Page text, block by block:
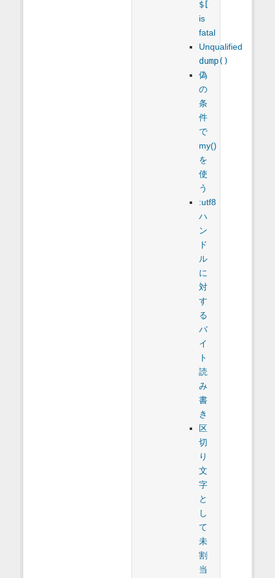
$[
is
fatal
Unqualified
dump()
偽
の
条
件
で
my()
を
使
う
:utf8
ハ
ン
ド
ル
に
対
す
る
バ
イ
ト
読
み
書
き
区
切
り
文
字
と
し
て
未
割
当